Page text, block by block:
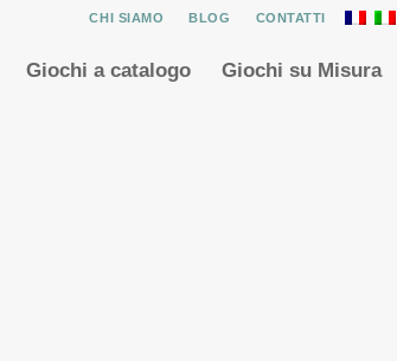
CHI SIAMO BLOG CONTATTI
Giochi a catalogo Giochi su Misura